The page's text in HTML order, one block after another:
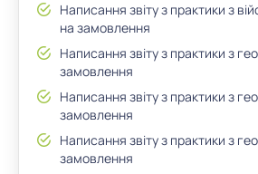
Написання звіту з практики з
на замовлення
Написання звіту з практики з
замовлення
Написання звіту з практики з
замовлення
Написання звіту з практики з
замовлення